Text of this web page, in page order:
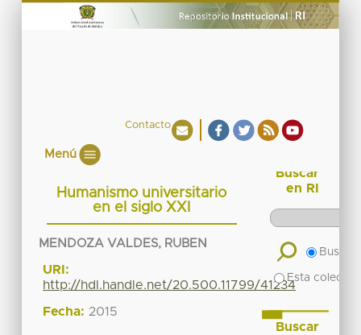
Contacto
Menú
Humanismo universitario
en el siglo XXI
MENDOZA VALDES, RUBEN
URI:
http://hdl.handle.net/20.500.11799/41234
Fecha: 2015
Buscar
en RI
Buscar
Esta
Buscar